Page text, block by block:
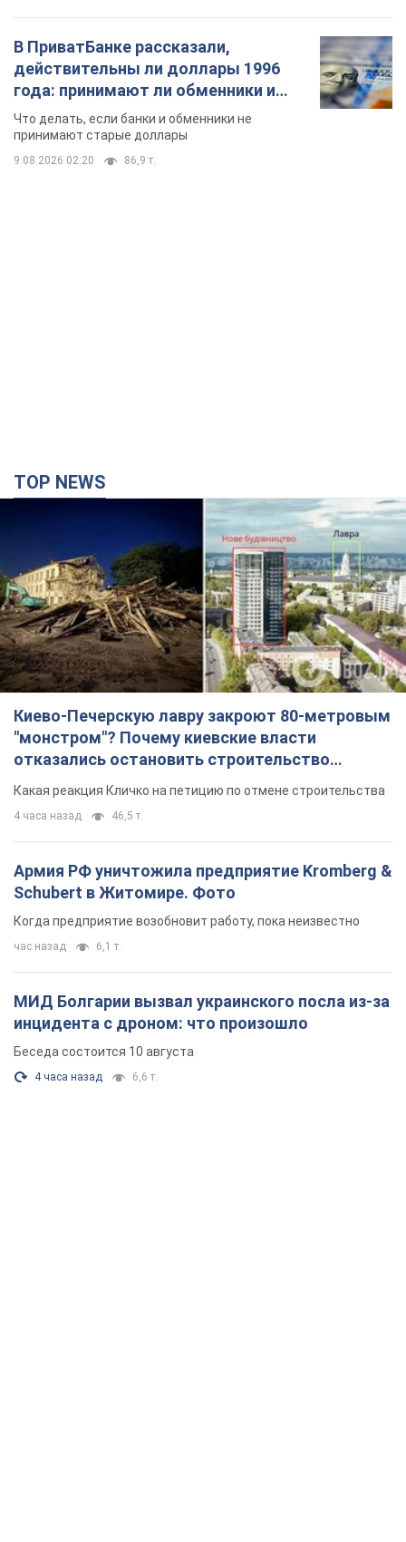
В ПриватБанке рассказали,
действительны ли доллары 1996
года: принимают ли обменники и
банки такие купюры
Что делать, если банки и обменники не
принимают старые доллары
9.08.2026 02:20 86,9 т.
TOP NEWS
Киево-Печерскую лавру закроют 80-метровым
"монстром"? Почему киевские власти
отказались остановить строительство
небоскреба "московского верующего"
Какая реакция Кличко на петицию по отмене строительства
4 часа назад 46,5 т.
Армия РФ уничтожила предприятие Kromberg &
Schubert в Житомире. Фото
Когда предприятие возобновит работу, пока неизвестно
час назад 6,1 т.
МИД Болгарии вызвал украинского посла из-за
инцидента с дроном: что произошло
Беседа состоится 10 августа
4 часа назад 6,6 т.